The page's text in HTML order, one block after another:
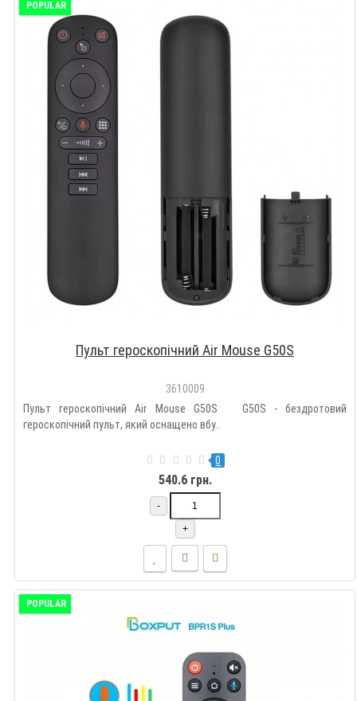
POPULAR
Пульт героскопічний Air Mouse G50S
3610009
Пульт героскопічний Air Mouse G50S G50S - бездротовий
героскопічний пульт, який оснащено вбу..
0
540.6 грн.
-
+
POPULAR